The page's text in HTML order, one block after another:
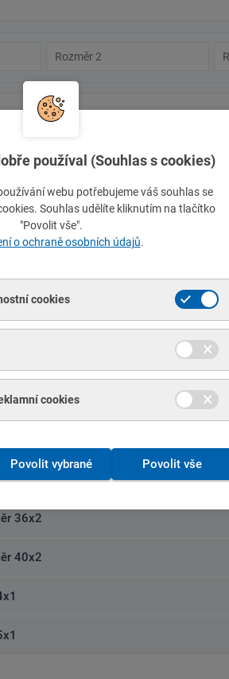
Číslo
normy
// rozměr 35x1,5
12x1
36x2
40x2
používal (Souhlas s cookies)
webu potřebujeme váš souhlas se
Souhlas udělíte kliknutím na tlačítko
"Povolit vše".
o ochraně osobních údajů.
cookies
cookies
Povolit vše
Povolit vybrané